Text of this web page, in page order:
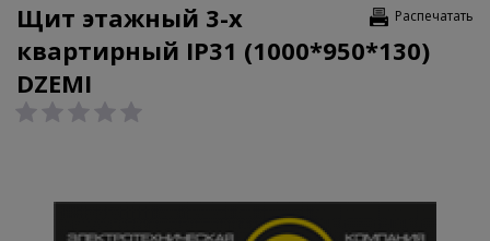
Распечатать
Щит этажный 3-х
квартирный IP31 (1000*950*130)
DZEMI